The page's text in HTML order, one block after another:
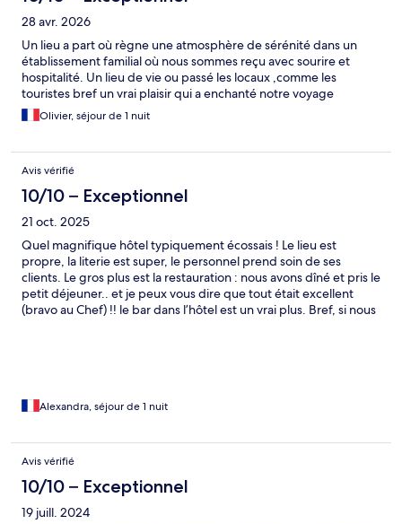
28 avr. 2026
Un lieu a part où règne une atmosphère de sérénité dans un
établissement familial où nous sommes reçu avec sourire et
hospitalité. Un lieu de vie ou passé les locaux ,comme les
touristes bref un vrai plaisir qui a enchanté notre voyage
Olivier, séjour de 1 nuit
Avis vérifié
10/10 – Exceptionnel
21 oct. 2025
Quel magnifique hôtel typiquement écossais ! Le lieu est
propre, la literie est super, le personnel prend soin de ses
clients. Le gros plus est la restauration : nous avons dîné et pris le
petit déjeuner.. et je peux vous dire que tout était excellent
(bravo au Chef) !! le bar dans l’hôtel est un vrai plus. Bref, si nous
Alexandra, séjour de 1 nuit
Avis vérifié
10/10 – Exceptionnel
19 juill. 2024